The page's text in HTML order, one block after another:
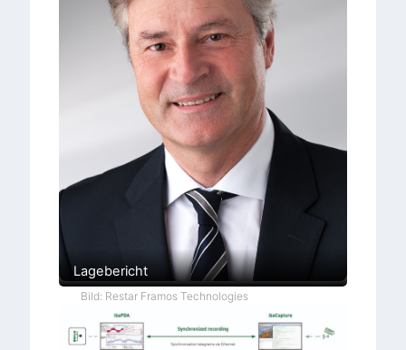
Lagebericht
Bild: Restar Framos Technologies